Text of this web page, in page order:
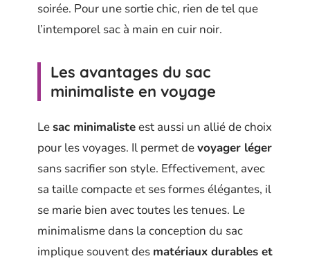
soirée. Pour une sortie chic, rien de tel que
l’intemporel sac à main en cuir noir.
Les avantages du sac
minimaliste en voyage
Lesac minimalisteest aussi un allié de choix
pour les voyages. Il permet devoyager léger
sans sacrifier son style. Effectivement, avec
sa taille compacte et ses formes élégantes, il
se marie bien avec toutes les tenues. Le
minimalisme dans la conception du sac
implique souvent des matériaux durables et